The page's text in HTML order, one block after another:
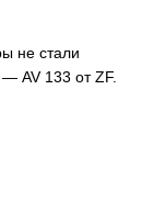
не стали
AV 133 от ZF.